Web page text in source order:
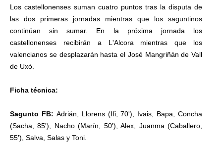
Los castellonenses suman cuatro puntos tras la disputa de
las dos primeras jornadas mientras que los saguntinos
continúan sin sumar. En la próxima jornada los
castellonenses recibirán a L'Alcora mientras que los
valencianos se desplazarán hasta el José Mangriñán de Vall
de Uxó.
Ficha técnica:
Sagunto FB: Adrián, Llorens (Ifi, 70'), Ivais, Bapa, Concha
(Sacha, 85'), Nacho (Marín, 50'), Alex, Juanma (Caballero,
55'), Salva, Salas y Toni.